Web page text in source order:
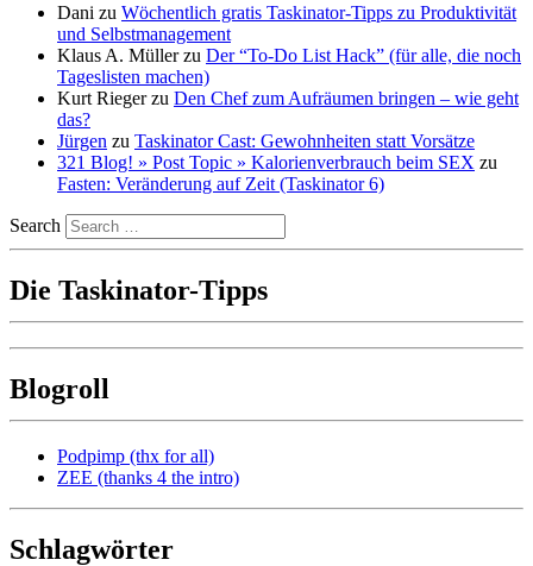
Dani zu Wöchentlich gratis Taskinator-Tipps zu Produktivität
und Selbstmanagement
Klaus A. Müllerzu Der “To-Do List Hack” (für alle, die noch
Tageslisten machen)
Kurt Riegerzu Den Chef zum Aufräumen bringen – wie geht
das?
Jürgen zu Taskinator Cast: Gewohnheiten statt Vorsätze
321 Blog! » Post Topic » Kalorienverbrauch beim SEX zu
Fasten: Veränderung auf Zeit (Taskinator 6)
Search
Die Taskinator-Tipps
Blogroll
Podpimp (thx for all)
ZEE (thanks 4 the intro)
Schlagwörter